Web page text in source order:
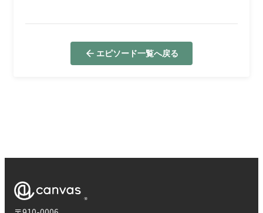
エピソード一覧へ戻る